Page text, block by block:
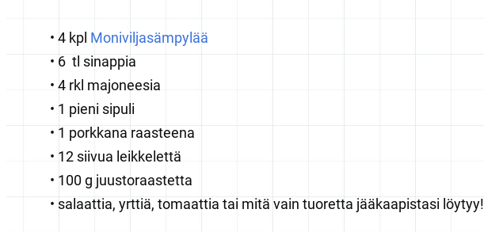
4 kpl Moniviljasämpylää
6 tl sinappia
4 rkl majoneesia
1 pieni sipuli
1 porkkana raasteena
12 siivua leikkelettä
100 g juustoraastetta
salaattia, yrttiä, tomaattia tai mitä vain tuoretta jääkaapistasi löytyy!